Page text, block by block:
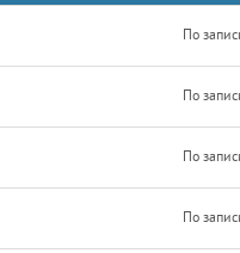
По
По
По
По